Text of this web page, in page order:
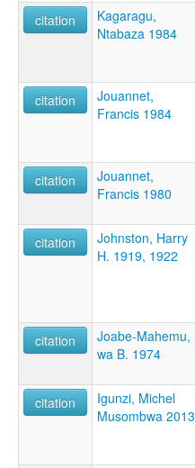
citation
Kagaragu,
Ntabaza 1984
citation
Jouannet,
Francis 1984
citation
Jouannet,
Francis 1980
citation
Johnston, Harry
H. 1919, 1922
citation
Joabe-Mahemu,
wa B. 1974
citation
Igunzi, Michel
Musombwa 2013